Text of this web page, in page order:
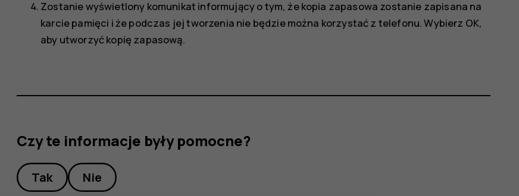
Zostanie wyświetlony komunikat informujący o tym, że kopia zapasowa zostanie zapisana na
karcie pamięci i że podczas jej tworzenia nie będzie można korzystać z telefonu. Wybierz OK,
aby utworzyć kopię zapasową.
Czy te informacje były pomocne?
Tak Nie